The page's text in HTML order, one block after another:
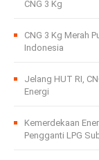
CNG 3 Kg
CNG 3 Kg Merah
Indonesia
Jelang HUT RI,
Energi
Kemerdekaan
Pengganti LPG